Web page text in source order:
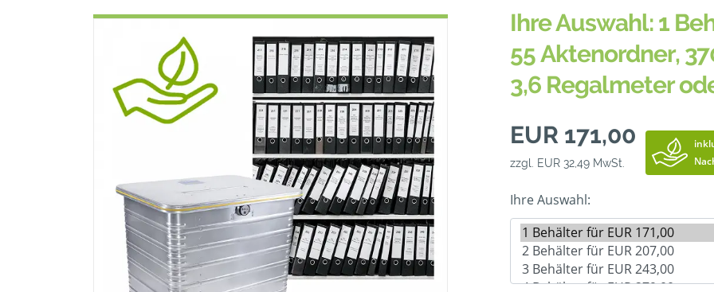
Ihre Auswahl: 1
55 Aktenordner,
3,6 Regalmeter
EUR 171,00
zzgl. EUR 32,49 MwSt.
Ihre Auswahl: